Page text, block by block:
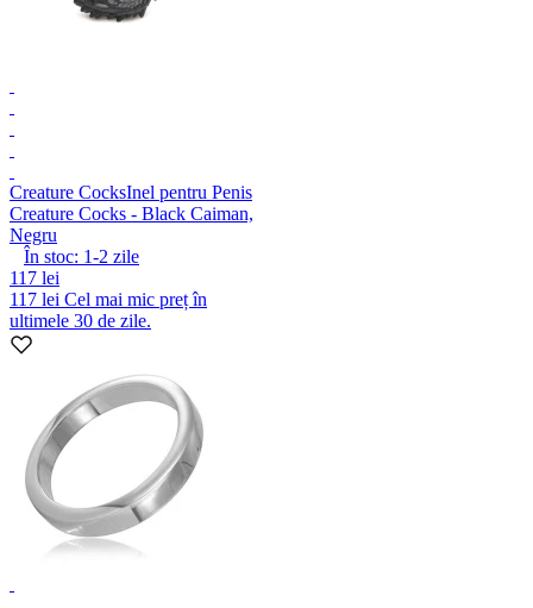
Creature CocksInel pentru Penis
Creature Cocks - Black Caiman,
Negru
În stoc: 1-2 zile
117 lei
117 lei Cel mai mic preț în
ultimele 30 de zile.